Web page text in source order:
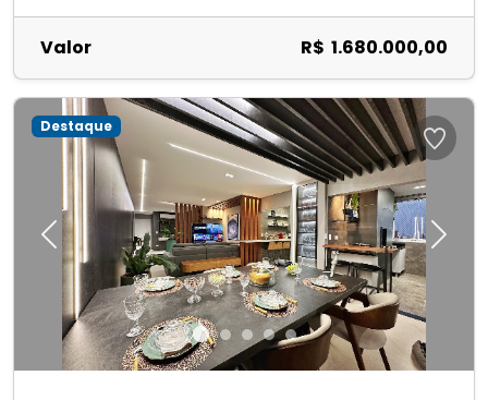
Valor R$ 1.680.000,00
Previous Next
Destaque